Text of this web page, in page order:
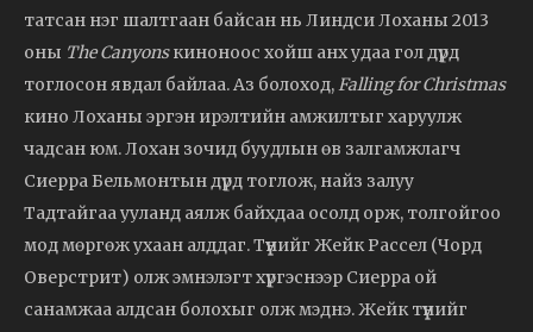
татсан нэг шалтгаан байсан нь Линдси Лоханы 2013
оны The Canyonsкиноноос хойш анх удаа гол дүрд
тоглосон явдал байлаа. Аз болоход,Falling for Christmas
кино Лоханы эргэн ирэлтийн амжилтыг харуулж
чадсан юм. Лохан зочид буудлын өв залгамжлагч
Сиерра Бельмонтын дүрд тоглож, найз залуу
Тадтайгаа ууланд аялж байхдаа осолд орж, толгойгоо
мод мөргөж ухаан алддаг. Түүнийг Жейк Рассел (Чорд
Оверстрит) олж эмнэлэгт хүргэснээр Сиерра ой
санамжаа алдсан болохыг олж мэднэ. Жейк түүнийг